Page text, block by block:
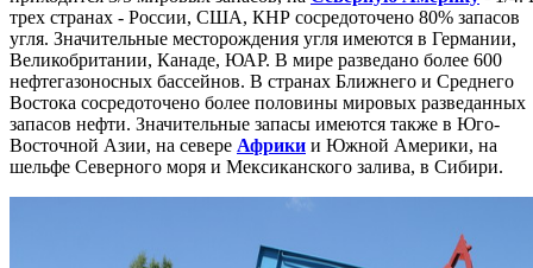
трех странах - России, США, КНР сосредоточено 80% запасов
угля. Значительные месторождения угля имеются в Германии,
Великобритании, Канаде, ЮАР. В мире разведано более 600
нефтегазоносных бассейнов. В странах Ближнего и Среднего
Востока сосредоточено более половины мировых разведанных
запасов нефти. Значительные запасы имеются также в Юго-
Восточной Азии, на севере Африки и Южной Америки, на
шельфе Северного моря и Мексиканского залива, в Сибири.